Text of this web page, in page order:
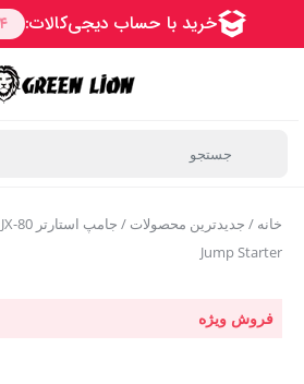
خانه / جدیدترین محصولات
Jump Starter
فروش ویژه